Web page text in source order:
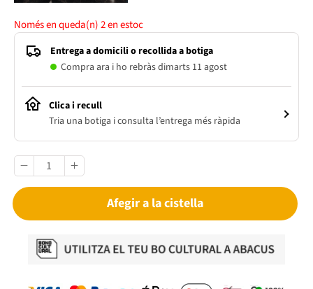
Només en queda(n)2en estoc
Entrega a domicili o recollida a botiga
Compra ara i ho rebràs dimarts 11 agost
Clica i recull
Tria una botiga i consulta l’entrega més ràpida
Afegir a la cistella